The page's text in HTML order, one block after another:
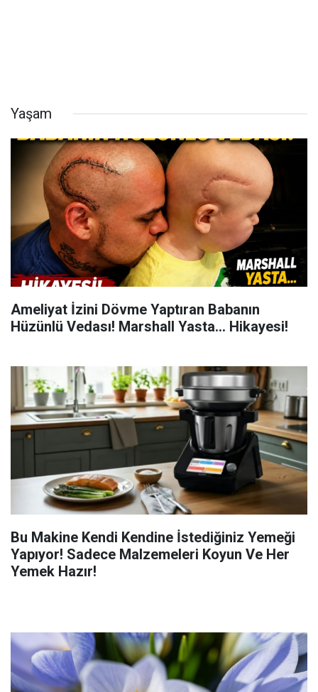
Yaşam
Ameliyat İzini Dövme Yaptıran Babanın
Hüzünlü Vedası! Marshall Yasta... Hikayesi!
Bu Makine Kendi Kendine İstediğiniz Yemeği
Yapıyor! Sadece Malzemeleri Koyun Ve Her
Yemek Hazır!